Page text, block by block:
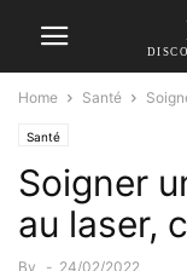
Home Santé
Santé
Soigner
au laser,
By - 24/02/2022